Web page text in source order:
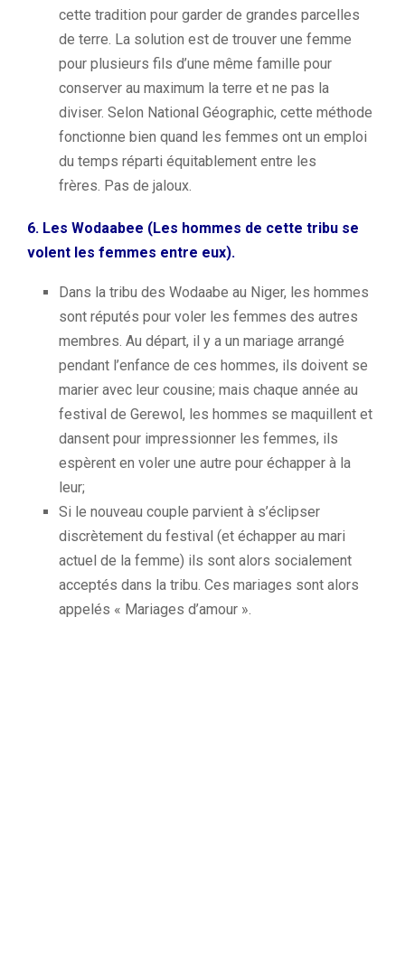
cette tradition pour garder de grandes parcelles
de terre. La solution est de trouver une femme
pour plusieurs fils d’une même famille pour
conserver au maximum la terre et ne pas la
diviser. Selon National Géographic, cette méthode
fonctionne bien quand les femmes ont un emploi
du temps réparti équitablement entre les
frères. Pas de jaloux.
6. Les Wodaabee (Les hommes de cette tribu se
volent les femmes entre eux).
Dans la tribu des Wodaabe au Niger, les hommes
sont réputés pour voler les femmes des autres
membres. Au départ, il y a un mariage arrangé
pendant l’enfance de ces hommes, ils doivent se
marier avec leur cousine; mais chaque année au
festival de Gerewol, les hommes se maquillent et
dansent pour impressionner les femmes, ils
espèrent en voler une autre pour échapper à la
leur;
Si le nouveau couple parvient à s’éclipser
discrètement du festival (et échapper au mari
actuel de la femme) ils sont alors socialement
acceptés dans la tribu. Ces mariages sont alors
appelés « Mariages d’amour ».